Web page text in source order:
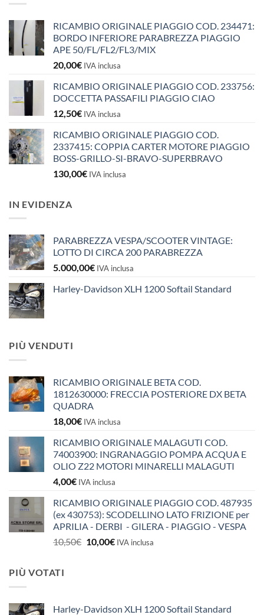
RICAMBIO ORIGINALE PIAGGIO COD. 234471:
BORDO INFERIORE PARABREZZA PIAGGIO
APE 50/FL/FL2/FL3/MIX
20,00€ IVA inclusa
RICAMBIO ORIGINALE PIAGGIO COD. 233756:
DOCCETTA PASSAFILI PIAGGIO CIAO
12,50€ IVA inclusa
RICAMBIO ORIGINALE PIAGGIO COD.
2337415: COPPIA CARTER MOTORE PIAGGIO
BOSS-GRILLO-SI-BRAVO-SUPERBRAVO
130,00€ IVA inclusa
IN EVIDENZA
PARABREZZA VESPA/SCOOTER VINTAGE:
LOTTO DI CIRCA 200 PARABREZZA
5.000,00€ IVA inclusa
Harley-Davidson XLH 1200 Softail Standard
PIÙ VENDUTI
RICAMBIO ORIGINALE BETA COD.
1812630000: FRECCIA POSTERIORE DX BETA
QUADRA
18,00€ IVA inclusa
RICAMBIO ORIGINALE MALAGUTI COD.
74003900: INGRANAGGIO POMPA ACQUA E
OLIO Z22 MOTORI MINARELLI MALAGUTI
4,00€ IVA inclusa
RICAMBIO ORIGINALE PIAGGIO COD. 487935
(ex 430753): SCODELLINO LATO FRIZIONE per
APRILIA - DERBI - GILERA - PIAGGIO - VESPA
10,50€ Il
10,00€IlIVA inclusa
PIÙ VOTATI
Harley-Davidson XLH 1200 Softail Standard